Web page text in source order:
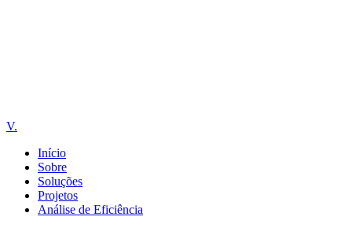
V.
Início
Sobre
Soluções
Projetos
Análise de Eficiência